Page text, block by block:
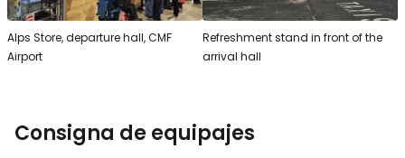
Alps Store, departure hall, CMF
Airport
Refreshment stand in front of the
arrival hall
Consigna de equipajes